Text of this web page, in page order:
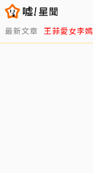
最新文章 王菲愛女李嫣